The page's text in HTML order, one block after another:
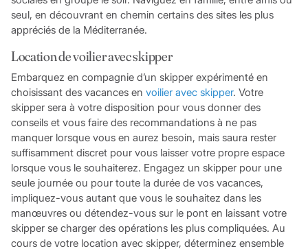
seul, en découvrant en chemin certains des sites les plus
appréciés de la Méditerranée.
Location de voilier avec skipper
Embarquez en compagnie d’un skipper expérimenté en
choisissant des vacances en voilier avec skipper. Votre
skipper sera à votre disposition pour vous donner des
conseils et vous faire des recommandations à ne pas
manquer lorsque vous en aurez besoin, mais saura rester
suffisamment discret pour vous laisser votre propre espace
lorsque vous le souhaiterez. Engagez un skipper pour une
seule journée ou pour toute la durée de vos vacances,
impliquez-vous autant que vous le souhaitez dans les
manœuvres ou détendez-vous sur le pont en laissant votre
skipper se charger des opérations les plus compliquées. Au
cours de votre location avec skipper, déterminez ensemble